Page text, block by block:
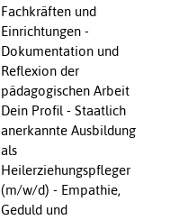
Fachkräften und
Einrichtungen -
Dokumentation und
Reflexion der
pädagogischen Arbeit
Dein Profil - Staatlich
anerkannte Ausbildung
als
Heilerziehungspfleger
(m/w/d) - Empathie,
Geduld und